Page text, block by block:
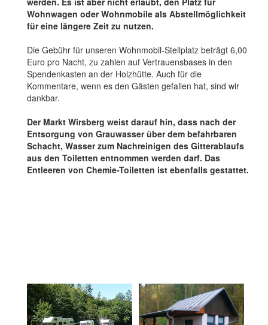
Wohnwagen oder Wohnmobile als Abstellmöglichkeit
für eine längere Zeit zu nutzen.
Die Gebühr für unseren Wohnmobil-Stellplatz beträgt 6,00
Euro pro Nacht, zu zahlen auf Vertrauensbases in den
Spendenkasten an der Holzhütte. Auch für die
Kommentare, wenn es den Gästen gefallen hat, sind wir
dankbar.
Der Markt Wirsberg weist darauf hin, dass nach der
Entsorgung von Grauwasser über dem befahrbaren
Schacht, Wasser zum Nachreinigen des Gitterablaufs
aus den Toiletten entnommen werden darf. Das
Entleeren von Chemie-Toiletten ist ebenfalls gestattet.